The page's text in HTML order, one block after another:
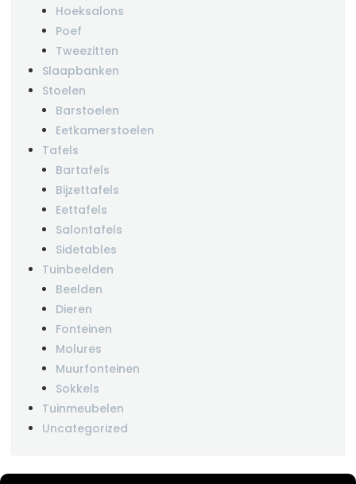
Hoeksalons
Poef
Tweezitten
Slaapbanken
Stoelen
Barstoelen
Eetkamerstoelen
Tafels
Bartafels
Bijzettafels
Eettafels
Salontafels
Sidetables
Tuinbeelden
Beelden
Dieren
Fonteinen
Molures
Muurfonteinen
Sokkels
Tuinmeubelen
Uncategorized